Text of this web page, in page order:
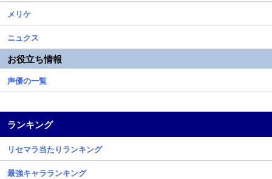
メリケ
ニュクス
お役立ち情報
声優の一覧
ランキング
リセマラ当たりランキング
最強キャラランキング